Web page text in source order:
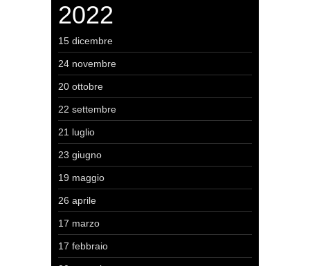
2022
15 dicembre
24 novembre
20 ottobre
22 settembre
21 luglio
23 giugno
19 maggio
26 aprile
17 marzo
17 febbraio